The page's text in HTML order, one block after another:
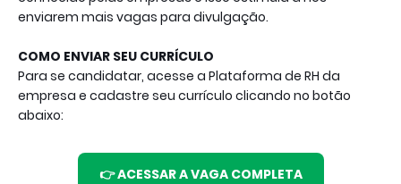
enviarem mais vagas para divulgação.
COMO ENVIAR SEU CURRÍCULO
Para se candidatar, acesse a Plataforma de RH da
empresa e cadastre seu currículo clicando no botão
abaixo:
👉 ACESSAR A VAGA COMPLETA